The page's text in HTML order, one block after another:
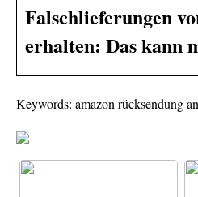
Falschlieferungen
erhalten: Das kann
Keywords: amazon rücksendung